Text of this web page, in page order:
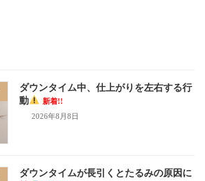
ダウンタイム中、仕上がりを左右する行
動
新着!!
2026年8月8日
ダウンタイムが長引くとたるみの原因に